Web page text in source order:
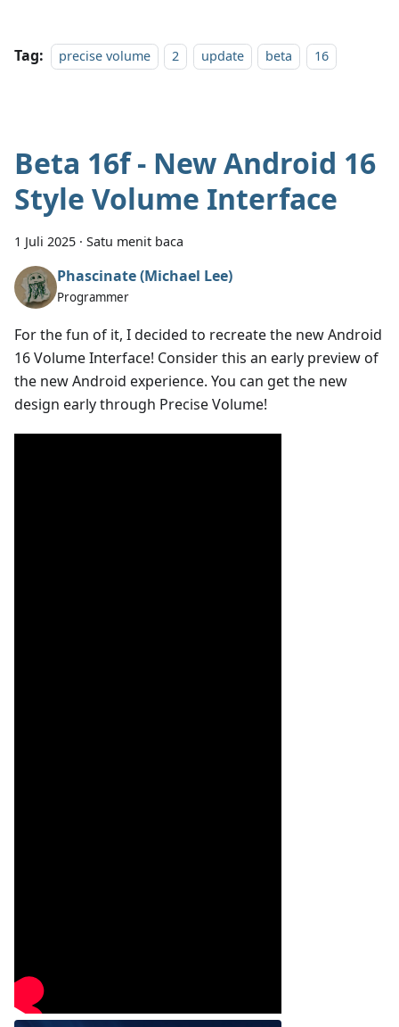
Tag: precise volume 2 update beta 16
Beta 16f - New Android 16
Style Volume Interface
1 Juli 2025 · Satu menit baca
Phascinate (Michael Lee)
Programmer
For the fun of it, I decided to recreate the new Android
16 Volume Interface! Consider this an early preview of
the new Android experience. You can get the new
design early through Precise Volume!